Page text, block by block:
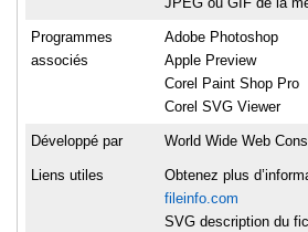
Programmes
associés
Adobe Photoshop
Apple Preview
Corel Paint Shop Pro
Corel SVG Viewer
Développé par World Wide Web
Liens utiles
Obtenez plus
fileinfo.com
SVG description du